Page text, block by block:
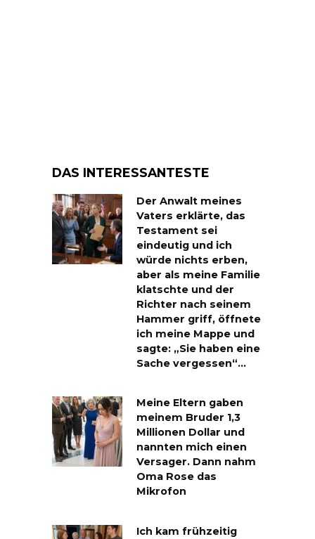
DAS INTERESSANTESTE
Der Anwalt meines
Vaters erklärte, das
Testament sei
eindeutig und ich
würde nichts erben,
aber als meine Familie
klatschte und der
Richter nach seinem
Hammer griff, öffnete
ich meine Mappe und
sagte: „Sie haben eine
Sache vergessen“…
Meine Eltern gaben
meinem Bruder 1,3
Millionen Dollar und
nannten mich einen
Versager. Dann nahm
Oma Rose das
Mikrofon
Ich kam frühzeitig